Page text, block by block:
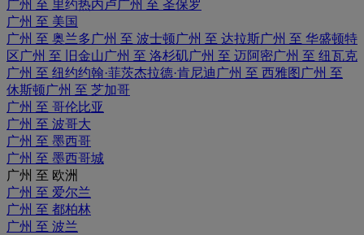
广州 至 里约热内卢广州 至 圣保罗
广州 至 美国
广州 至 奥兰多 广州 至 波士顿广州 至 达拉斯广州 至 华盛顿特
区广州 至 旧金山 广州 至 洛杉矶广州 至 迈阿密广州 至 纽瓦克
广州 至 纽约约翰·菲茨杰拉德·肯尼迪 广州 至 西雅图 广州 至
休斯顿广州 至 芝加哥
广州 至 哥伦比亚
广州 至 波哥大
广州 至 墨西哥
广州 至 墨西哥城
广州 至 欧洲
广州 至 爱尔兰
广州 至 都柏林
广州 至 波兰